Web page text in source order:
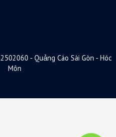
- Quảng Cáo Sài Gòn - Hóc
Môn